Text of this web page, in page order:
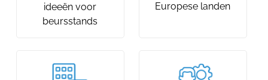
ideeën voor
beursstands
Europese landen